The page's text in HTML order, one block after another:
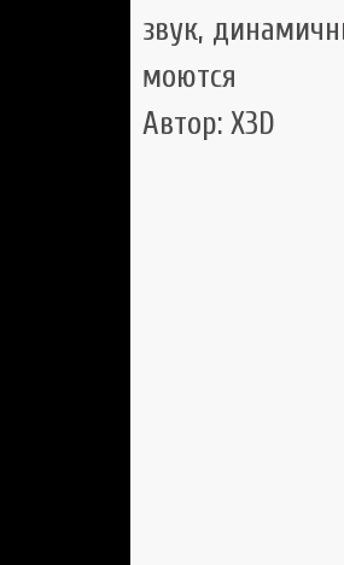
звук,
моются
Автор: X3D